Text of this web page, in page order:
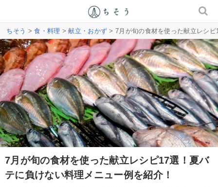
ちそう >食・料理 >献立・おかず > 7月が旬の食材を使った献立レシ
7月が旬の食材を使った献立レシピ17選！夏バ
テに負けない料理メニュー例を紹介！